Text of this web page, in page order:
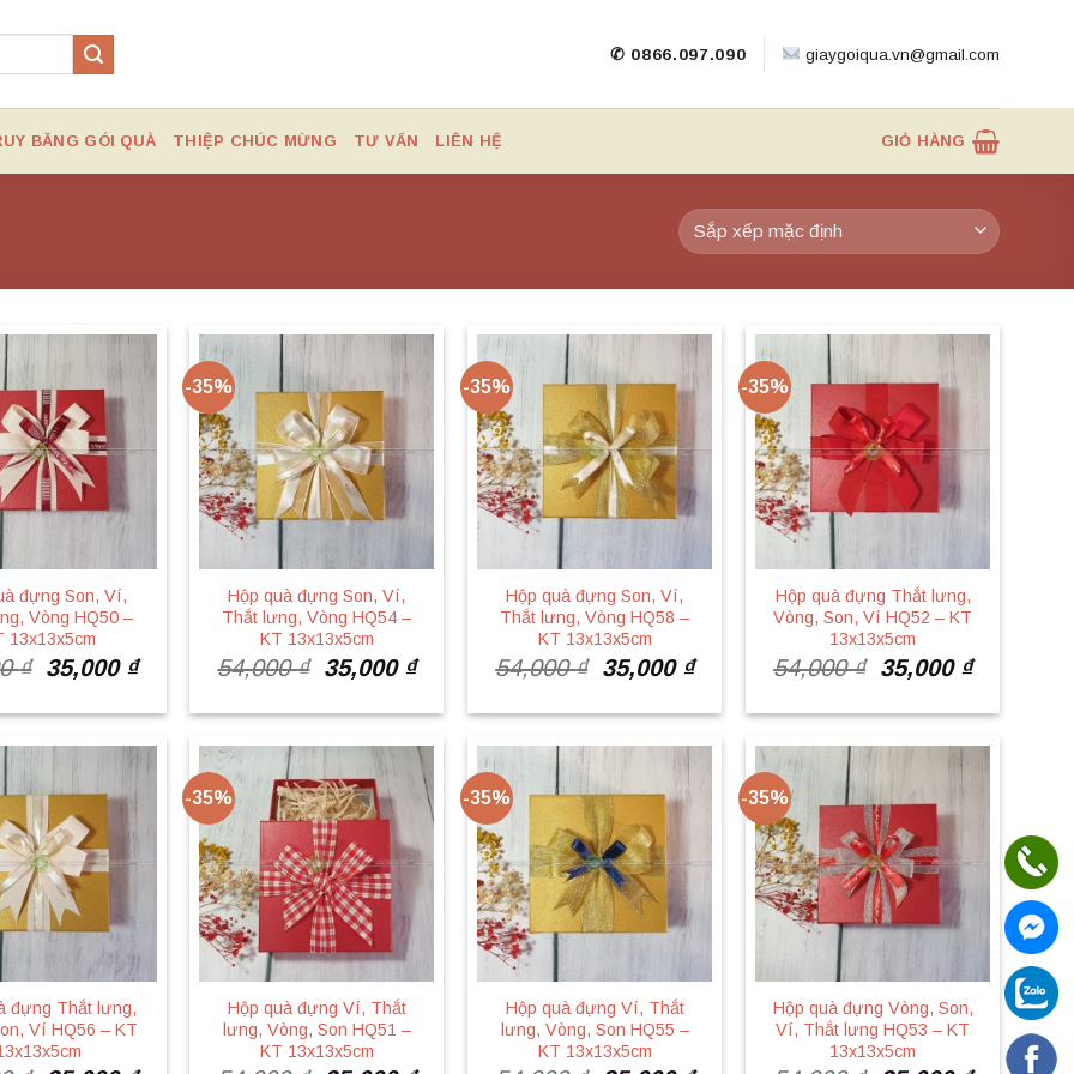
✆ 0866.097.090 giaygoiqua.vn@gmail.com
BĂNG GÓI QUÀ THIỆP CHÚC MỪNG TƯ VẤN LIÊN HỆ GIỎ HÀNG
đựng Son, Ví,
Vòng HQ50 –
13x13x5cm
₫ Giá
là:
35,000 ₫Giá
tại
35,000 ₫.
-35%
Hộp quà đựng Son, Ví,
Thắt lưng, Vòng HQ54 –
KT 13x13x5cm
54,000₫ Giá
là:
35,000 ₫Giá
tại
35,000 ₫.
-35%
Hộp quà đựng Son, Ví,
Thắt lưng, Vòng HQ58 –
KT 13x13x5cm
54,000₫ Giá
là:
35,000 ₫Giá
tại
35,000 ₫.
-35%
Hộp quà đựng Thắt lưng,
Vòng, Son, Ví HQ52 – KT
13x13x5cm
54,000₫ Giá
là:
35,000 ₫Giá
tại
35,000 ₫.
đựng Thắt lưng,
Ví HQ56 – KT
-35%
Hộp quà đựng Ví, Thắt
lưng, Vòng, Son HQ51 –
KT 13x13x5cm
-35%
Hộp quà đựng Ví, Thắt
lưng, Vòng, Son HQ55 –
KT 13x13x5cm
-35%
Hộp quà đựng Vòng, Son,
Ví, Thắt lưng HQ53 – KT
13x13x5cm